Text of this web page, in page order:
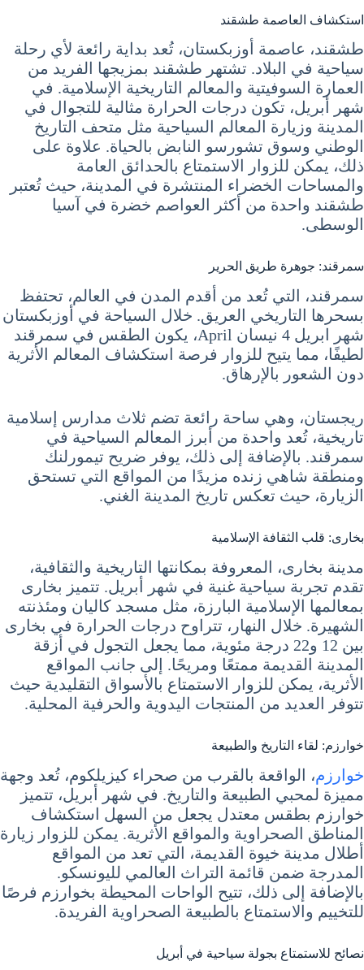
استكشاف العاصمة طشقند
طشقند، عاصمة أوزبكستان، تُعد بداية رائعة لأي رحلة
سياحية في البلاد. تشتهر طشقند بمزيجها الفريد من
العمارة السوفيتية والمعالم التاريخية الإسلامية. في
شهر أبريل، تكون درجات الحرارة مثالية للتجوال في
المدينة وزيارة المعالم السياحية مثل متحف التاريخ
الوطني وسوق تشورسو النابض بالحياة. علاوة على
ذلك، يمكن للزوار الاستمتاع بالحدائق العامة
والمساحات الخضراء المنتشرة في المدينة، حيث تُعتبر
طشقند واحدة من أكثر العواصم خضرة في آسيا
الوسطى.
سمرقند: جوهرة طريق الحرير
سمرقند، التي تُعد من أقدم المدن في العالم، تحتفظ
بسحرها التاريخي العريق. خلال السياحة في أوزبكستان
شهر ابريل 4 نيسان April، يكون الطقس في سمرقند
لطيفًا، مما يتيح للزوار فرصة استكشاف المعالم الأثرية
دون الشعور بالإرهاق.
ريجستان، وهي ساحة رائعة تضم ثلاث مدارس إسلامية
تاريخية، تُعد واحدة من أبرز المعالم السياحية في
سمرقند. بالإضافة إلى ذلك، يوفر ضريح تيمورلنك
ومنطقة شاهي زنده مزيدًا من المواقع التي تستحق
الزيارة، حيث تعكس تاريخ المدينة الغني.
بخارى: قلب الثقافة الإسلامية
مدينة بخارى، المعروفة بمكانتها التاريخية والثقافية،
تقدم تجربة سياحية غنية في شهر أبريل. تتميز بخارى
بمعالمها الإسلامية البارزة، مثل مسجد كاليان ومئذنته
الشهيرة. خلال النهار، تتراوح درجات الحرارة في بخارى
بين 12 و22 درجة مئوية، مما يجعل التجول في أزقة
المدينة القديمة ممتعًا ومريحًا. إلى جانب المواقع
الأثرية، يمكن للزوار الاستمتاع بالأسواق التقليدية حيث
تتوفر العديد من المنتجات اليدوية والحرفية المحلية.
خوارزم: لقاء التاريخ والطبيعة
خوارزم، الواقعة بالقرب من صحراء كيزيلكوم، تُعد وجهة
مميزة لمحبي الطبيعة والتاريخ. في شهر أبريل، تتميز
خوارزم بطقس معتدل يجعل من السهل استكشاف
المناطق الصحراوية والمواقع الأثرية. يمكن للزوار زيارة
أطلال مدينة خيوة القديمة، التي تعد من المواقع
المدرجة ضمن قائمة التراث العالمي لليونسكو.
بالإضافة إلى ذلك، تتيح الواحات المحيطة بخوارزم فرصًا
للتخييم والاستمتاع بالطبيعة الصحراوية الفريدة.
نصائح للاستمتاع بجولة سياحية في أبريل